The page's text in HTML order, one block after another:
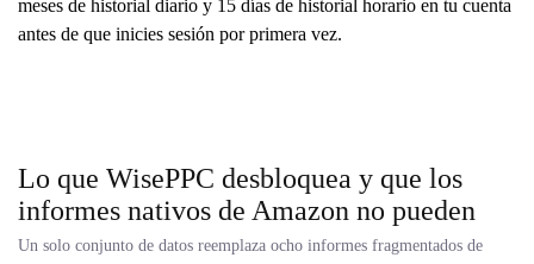
meses de historial diario y 15 días de historial horario en tu cuenta
antes de que inicies sesión por primera vez.
Lo que WisePPC desbloquea y que los
informes nativos de Amazon no pueden
Un solo conjunto de datos reemplaza ocho informes fragmentados de